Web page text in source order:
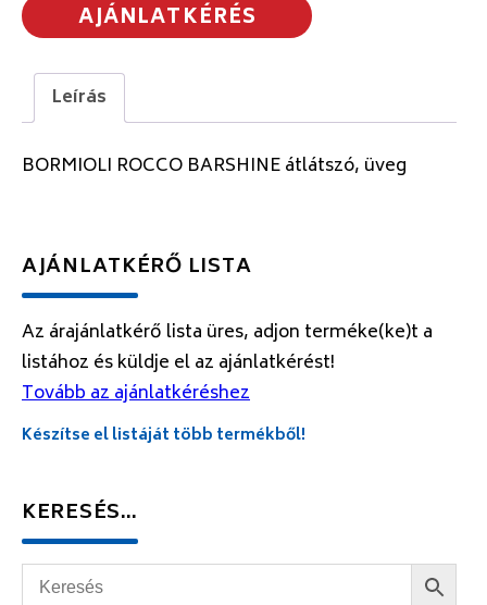
AJÁNLATKÉRÉS
Leírás
BORMIOLI ROCCO BARSHINE átlátszó, üveg
AJÁNLATKÉRŐ LISTA
Az árajánlatkérő lista üres, adjon terméke(ke)t a
listához és küldje el az ajánlatkérést!
Tovább az ajánlatkéréshez
Készítse el listáját több termékből!
KERESÉS…